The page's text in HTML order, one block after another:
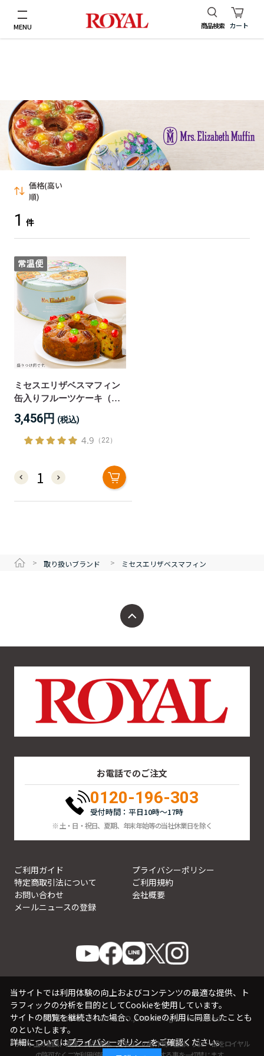
MENU 商品検索 カート
価格(高い
順)
おすすめ順
価格(安い順)
価格(高い順)
新着順
1 件
ミセスエリザベスマフィン
缶入りフルーツケーキ（通
3,456円 (税込)
4.9 （22）
> 取り扱いブランド > ミセスエリザベスマフィン
お電話でのご注文
0120-196-303
受付時間：平日10時～17時
※ 土・日・祝日、夏期、年末年始等の当社休業日を除く
ご利用ガイド
プライバシーポリシー
特定商取引法について
ご利用規約
お問い合わせ
会社概要
メールニュースの登録
COPYRIGHT © ROYAL CO.,LTD. All rights reserved.
サイト上の動画、画像、商品情報、文字などの著作物の全部、又は一部をロイヤル
当サイトでは利用体験の向上およびコンテンツの最適な提供、ト
ラフィックの分析を目的としてCookieを使用しています。
サイトの閲覧を継続された場合、Cookieの利用に同意したことも
のといたします。
詳細についてはプライバシーポリシーをご確認ください。